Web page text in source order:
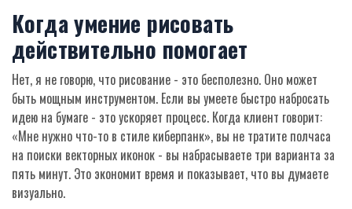
Когда умение рисовать
действительно помогает
Нет, я не говорю, что рисование - это бесполезно. Оно может
быть мощным инструментом. Если вы умеете быстро набросать
идею на бумаге - это ускоряет процесс. Когда клиент говорит:
«Мне нужно что-то в стиле киберпанк», вы не тратите полчаса
на поиски векторных иконок - вы набрасываете три варианта за
пять минут. Это экономит время и показывает, что вы думаете
визуально.